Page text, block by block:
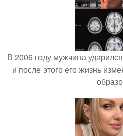
В 2006 году мужчина
и после этого его жизнь